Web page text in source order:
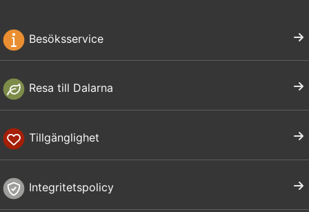
Besöksservice
Resa till Dalarna
Tillgänglighet
Integritetspolicy